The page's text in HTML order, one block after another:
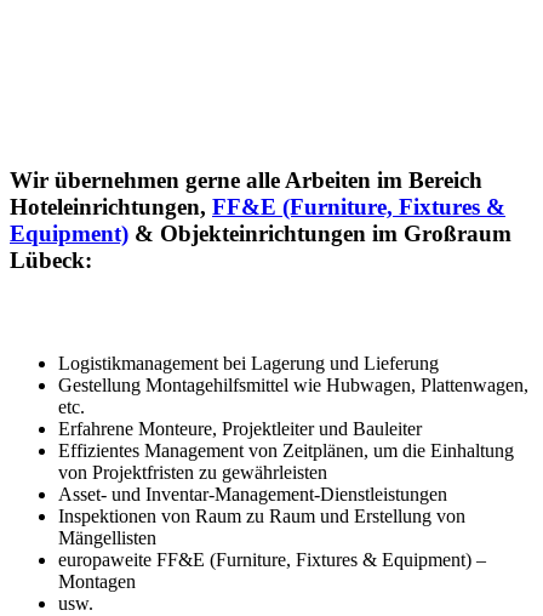
Wir übernehmen gerne alle Arbeiten im Bereich
Hoteleinrichtungen, FF&E (Furniture, Fixtures &
Equipment) & Objekteinrichtungen im Großraum
Lübeck:
Logistikmanagement bei Lagerung und Lieferung
Gestellung Montagehilfsmittel wie Hubwagen, Plattenwagen,
etc.
Erfahrene Monteure, Projektleiter und Bauleiter
Effizientes Management von Zeitplänen, um die Einhaltung
von Projektfristen zu gewährleisten
Asset- und Inventar-Management-Dienstleistungen
Inspektionen von Raum zu Raum und Erstellung von
Mängellisten
europaweite FF&E (Furniture, Fixtures & Equipment) –
Montagen
usw.